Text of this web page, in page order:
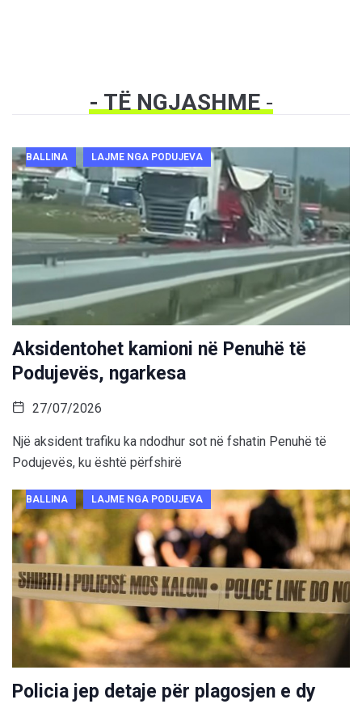
- TË NGJASHME-
BALLINA LAJME NGA PODUJEVA
Aksidentohet kamioni në Penuhë të
Podujevës, ngarkesa
27/07/2026
Një aksident trafiku ka ndodhur sot në fshatin Penuhë të
Podujevës, ku është përfshirë
BALLINA LAJME NGA PODUJEVA
Policia jep detaje për plagosjen e dy